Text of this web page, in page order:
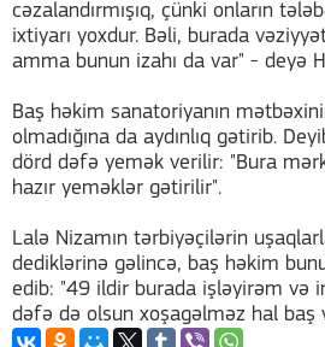
cəzalandırmışıq, çünki onların
ixtiyarı yoxdur. Bəli, burada
amma bunun izahı da var" - deyə
Baş həkim sanatoriyanın
olmadığına da aydınlıq gətirib.
dörd dəfə yemək verilir: "Bura
hazır yeməklər gətirilir".
Lalə Nizamın tərbiyəçilərin
dediklərinə gəlincə, baş həkim
edib: "49 ildir burada işləyirəm və
dəfə də olsun xoşagəlməz hal baş